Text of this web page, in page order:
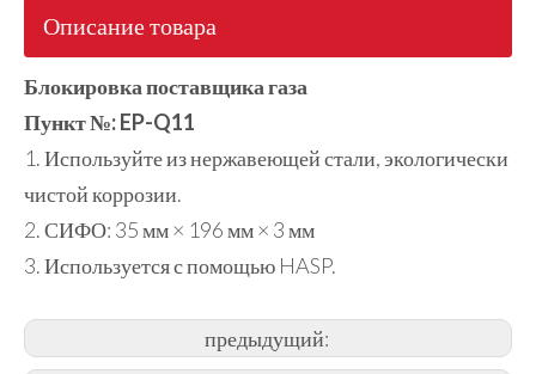
Описание товара
Блокировка поставщика газа
Пункт №: EP-Q11
1. Используйте из нержавеющей стали, экологически
чистой коррозии.
2. СИФО: 35 мм × 196 мм × 3 мм
3. Используется с помощью HASP.
предыдущий: